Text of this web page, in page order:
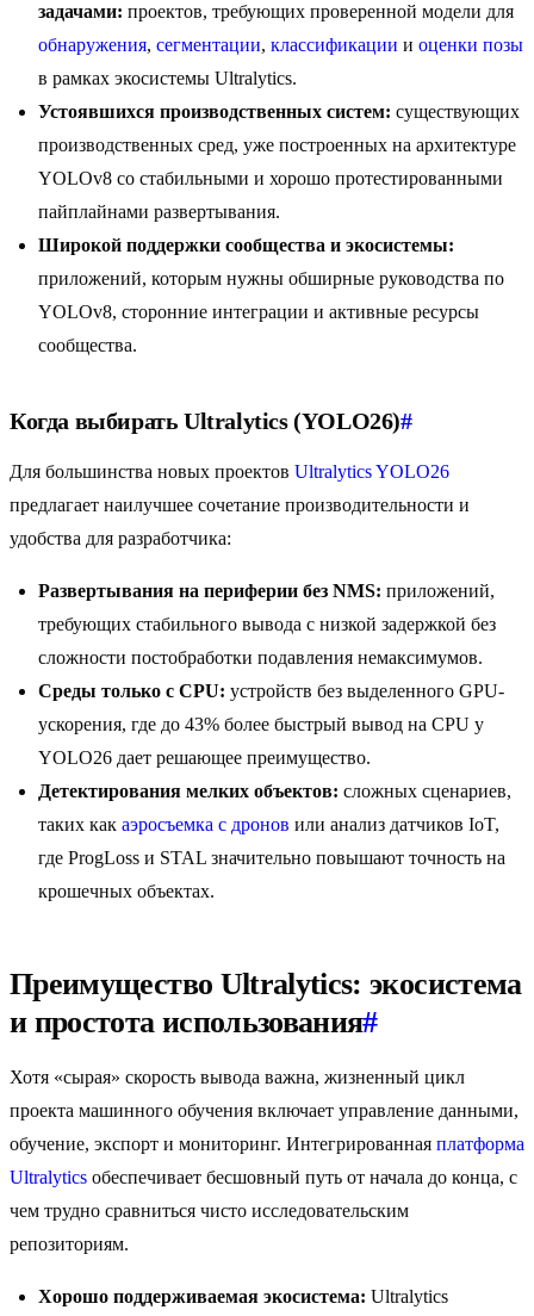
задачами: проектов, требующих проверенной модели для
обнаружения, сегментации, классификации и оценки позы
в рамках экосистемы Ultralytics.
Устоявшихся производственных систем: существующих
производственных сред, уже построенных на архитектуре
YOLOv8 со стабильными и хорошо протестированными
пайплайнами развертывания.
Широкой поддержки сообщества и экосистемы:
приложений, которым нужны обширные руководства по
YOLOv8, сторонние интеграции и активные ресурсы
сообщества.
Когда выбирать Ultralytics (YOLO26)#
Для большинства новых проектов Ultralytics YOLO26
предлагает наилучшее сочетание производительности и
удобства для разработчика:
Развертывания на периферии без NMS: приложений,
требующих стабильного вывода с низкой задержкой без
сложности постобработки подавления немаксимумов.
Среды только с CPU: устройств без выделенного GPU-
ускорения, где до 43% более быстрый вывод на CPU у
YOLO26 дает решающее преимущество.
Детектирования мелких объектов: сложных сценариев,
таких как аэросъемка с дронов или анализ датчиков IoT,
где ProgLoss и STAL значительно повышают точность на
крошечных объектах.
Преимущество Ultralytics: экосистема
и простота использования#
Хотя «сырая» скорость вывода важна, жизненный цикл
проекта машинного обучения включает управление данными,
обучение, экспорт и мониторинг. Интегрированная платформа
Ultralytics обеспечивает бесшовный путь от начала до конца, с
чем трудно сравниться чисто исследовательским
репозиториям.
Хорошо поддерживаемая экосистема: Ultralytics